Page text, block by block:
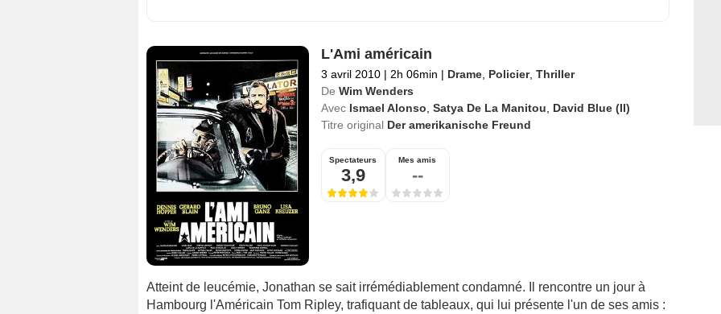
L'Ami américain
3 avril 2010 | 2h 06min | Drame, Policier, Thriller
De Wim Wenders
Avec Ismael Alonso Satya De La Manitou
David Blue (II)
Titre original Der amerikanische Freund
Spectateurs
3,9
Mes amis
--
Atteint de leucémie, Jonathan se sait irrémédiablement condamné. Il rencontre un jour à
Hambourg l'Américain Tom Ripley, trafiquant de tableaux, qui lui présente l'un de ses amis :